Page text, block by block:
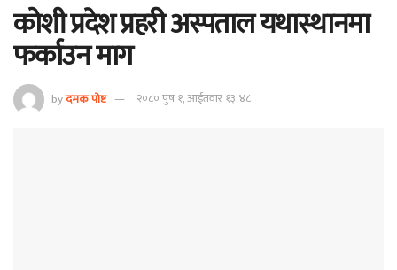
कोशी प्रदेश प्रहरी अस्पताल यथास्थानमा
फर्काउन माग
byदमक पोष्ट २०८० पुष १, आईतवार १३:४८